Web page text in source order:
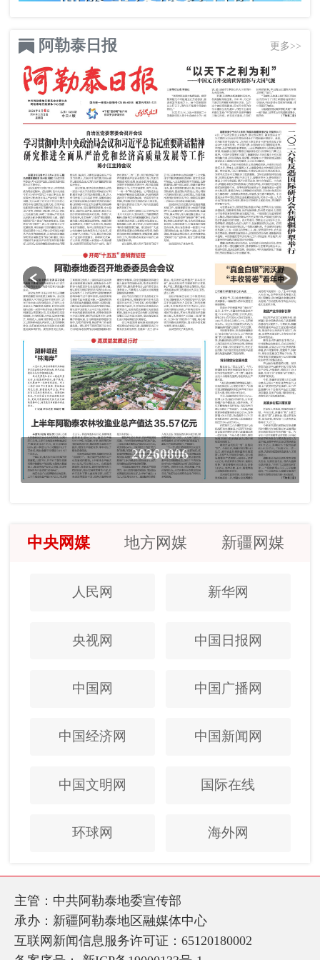
阿勒泰日报 更多>>
20260806
中央网媒 地方网媒 新疆网媒
人民网 新华网
央视网 中国日报网
中国网 中国广播网
中国经济网 中国新闻网
中国文明网 国际在线
环球网 海外网
主管：中共阿勒泰地委宣传部
承办：新疆阿勒泰地区融媒体中心
互联网新闻信息服务许可证：65120180002